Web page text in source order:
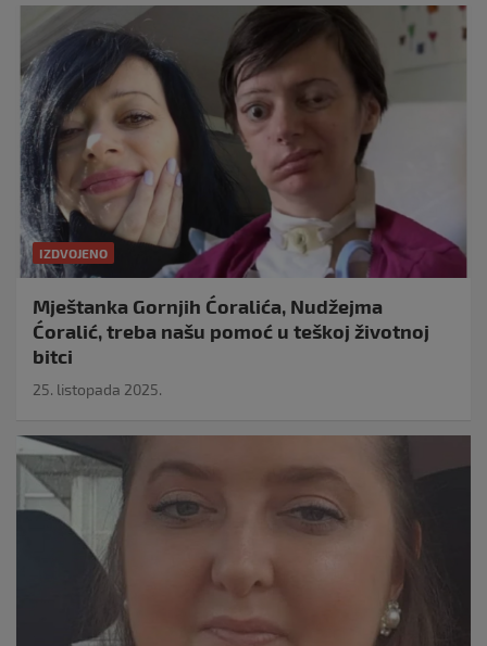
IZDVOJENO
Mještanka Gornjih Ćoralića, Nudžejma
Ćoralić, treba našu pomoć u teškoj životnoj
bitci
25. listopada 2025.